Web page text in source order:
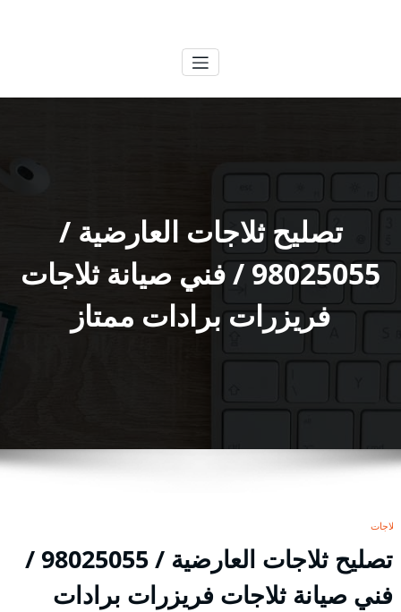
تصليح ثلاجات العارضية /
98025055 / فني صيانة ثلاجات
فريزرات برادات ممتاز
ثلاجات
تصليح ثلاجات العارضية / 98025055 /
فني صيانة ثلاجات فريزرات برادات